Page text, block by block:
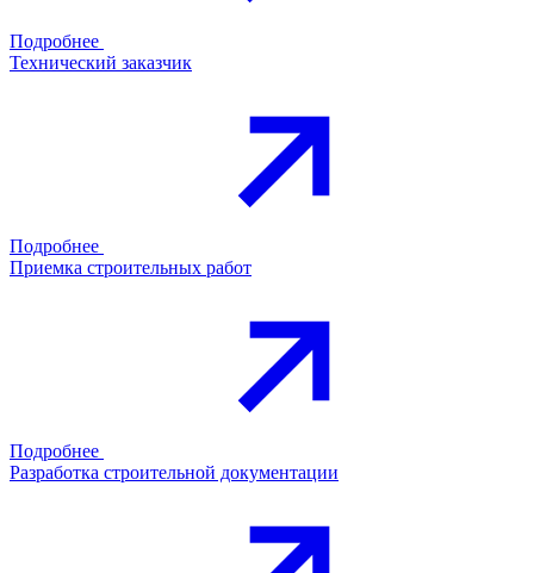
Подробнее
Технический заказчик
Подробнее
Приемка строительных работ
Подробнее
Разработка строительной документации